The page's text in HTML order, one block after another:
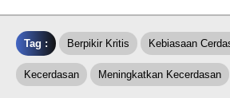
Tag : Berpikir Kritis Kebiasaan
Kecerdasan Meningkatkan Kecerdasan